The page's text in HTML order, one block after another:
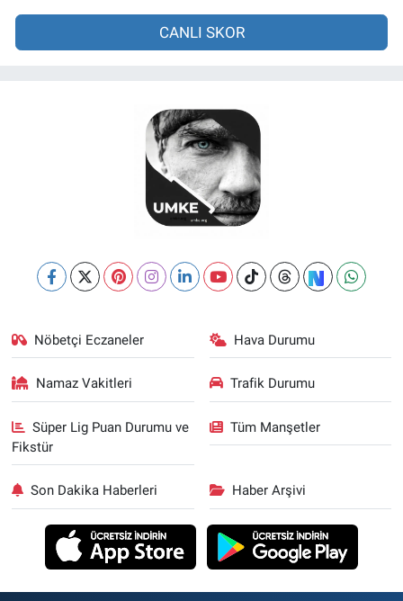
CANLI SKOR
Nöbetçi Eczaneler Hava Durumu
Namaz Vakitleri Trafik Durumu
Süper Lig Puan Durumu ve
Fikstür
Tüm Manşetler
Son Dakika Haberleri Haber Arşivi